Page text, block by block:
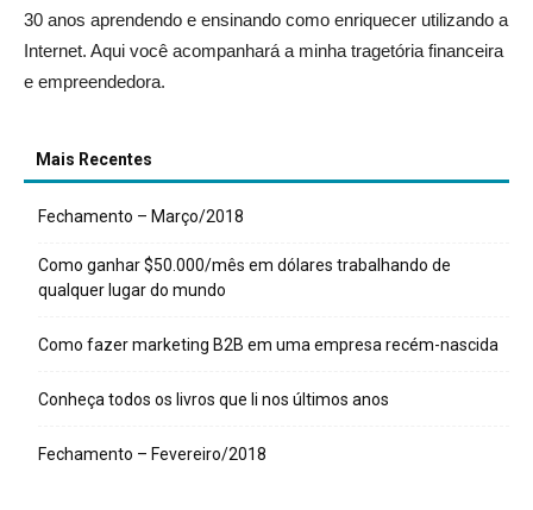
30 anos aprendendo e ensinando como enriquecer utilizando a
Internet. Aqui você acompanhará a minha tragetória financeira
e empreendedora.
Mais Recentes
Fechamento – Março/2018
Como ganhar $50.000/mês em dólares trabalhando de
qualquer lugar do mundo
Como fazer marketing B2B em uma empresa recém-nascida
Conheça todos os livros que li nos últimos anos
Fechamento – Fevereiro/2018